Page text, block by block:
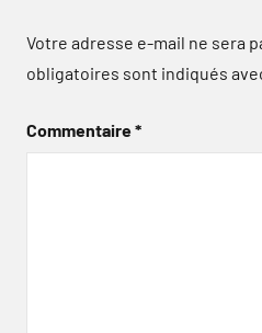
Votre adresse e-mail ne sera
obligatoires sont indiqués
Commentaire*